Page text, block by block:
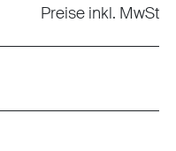
Preise inkl. MwSt